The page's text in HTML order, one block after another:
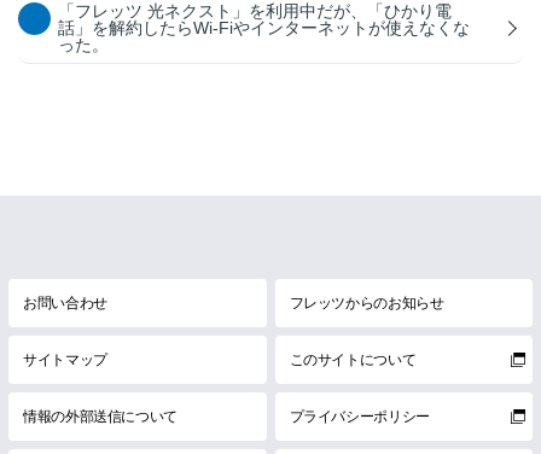
「フレッツ 光ネクスト」を利用中だが、「ひかり電
話」を解約したらWi-Fiやインターネットが使えなくな
った。
お問い合わせ フレッツからのお知らせ
サイトマップ このサイトについて
情報の外部送信について プライバシーポリシー